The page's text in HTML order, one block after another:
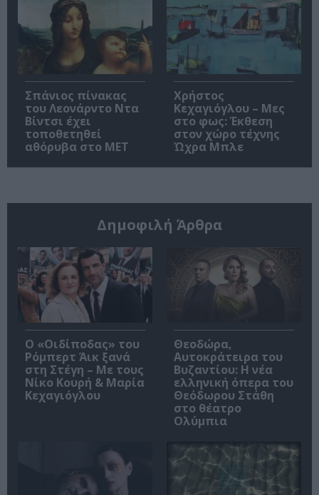
Σπάνιος πίνακας
του Λεονάρντο Ντα
Βίντσι έχει
τοποθετηθεί
αθόρυβα στο MET
Χρήστος
Κεχαγιόγλου – Μες
στο φως: Έκθεση
στον χώρο τέχνης
Ώχρα Μπλε
Δημοφιλή Άρθρα
O «Οιδίποδας» του
Ρόμπερτ Άικ ξανά
στη Στέγη – Με τους
Νίκο Κουρή & Μαρία
Κεχαγιόγλου
Θεοδώρα,
Αυτοκράτειρα του
Βυζαντίου: Η νέα
ελληνική όπερα του
Θεόδωρου Στάθη
στο θέατρο
Ολύμπια